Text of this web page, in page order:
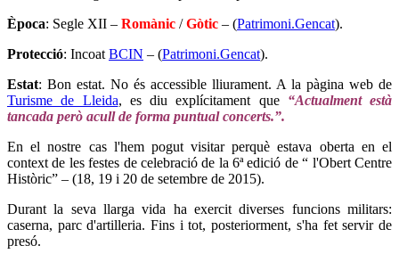
Època: Segle XII – Romànic /Gòtic – (Patrimoni.Gencat).
Protecció: Incoat BCIN – (Patrimoni.Gencat).
Estat: Bon estat. No és accessible lliurament. A la pàgina web de
Turisme de Lleida, es diu explícitament que “Actualment està
tancada però acull de forma puntual concerts.”.
En el nostre cas l'hem pogut visitar perquè estava oberta en el
context de les festes de celebració de la 6ª edició de “ l'Obert Centre
Històric” – (18, 19 i 20 de setembre de 2015).
Durant la seva llarga vida ha exercit diverses funcions militars:
caserna, parc d'artilleria. Fins i tot, posteriorment, s'ha fet servir de
presó.